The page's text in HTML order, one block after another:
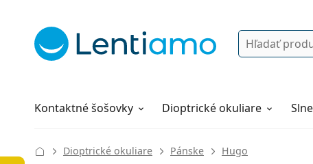
Vyhľadávanie
Kontaktné šošovky
Roztoky Dioptrické okuliare
Všetko o nákupe
Dioptrické okuliare Pánske Hugo